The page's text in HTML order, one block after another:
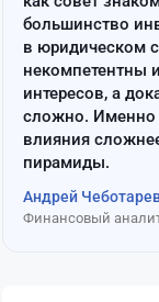
большинство
в юридическом
некомпетентны
интересов, а
сложно. Именно
влияния
пирамиды.
Андрей
Финансовый